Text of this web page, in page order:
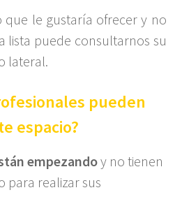
que le gustaría ofrecer y no
lista puede consultarnos su
lateral.
pueden
espacio?
empezandoy no tienen
para realizar sus